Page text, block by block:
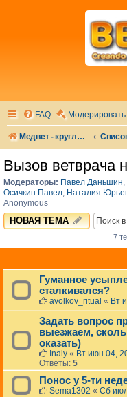
FAQ Модерировать
Медвет - круглосуточная ветеринарная клиника в Москве
Вызов ветврача
Модераторы: Павел Даньшин,
Осичкин Павел, Наталия
Anonymous
НОВАЯ ТЕМА
7
Гуманное
сталкивался?
avolkov_ritual « Вт
Задать вопрос
выезжаем,
оказать)
Inaly « Вт июн 04,
Ответы: 5
Понос у 5-ти
Sema1302 « Сб